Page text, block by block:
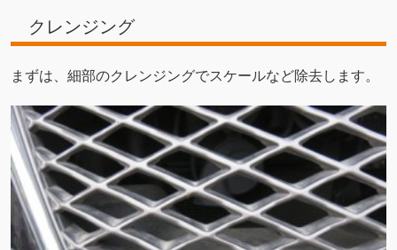
クレンジング
まずは、細部のクレンジングでスケールなど除去します。